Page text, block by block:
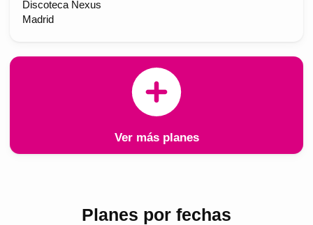
Discoteca Nexus
Madrid
Ver más planes
Planes por fechas